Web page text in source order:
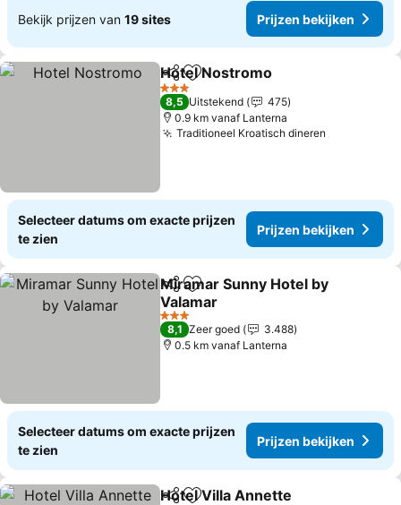
Bekijk prijzen van 19 sites Prijzen bekijken
DelenToevoegen aan favorieten
Hotel Nostromo
3 Sterren
8,5 Uitstekend
475
0.9 km vanaf Lanterna
Traditioneel Kroatisch dineren
Selecteer datums om exacte prijzen
te zien
Prijzen bekijken
DelenToevoegen aan favorieten
Miramar Sunny Hotel by
Valamar
Prijzen bekijken
3 Sterren
8,1 Zeer goed
3.488
0.5 km vanaf Lanterna
Selecteer datums om exacte prijzen
te zien
Prijzen bekijken
Hotel Villa Annette